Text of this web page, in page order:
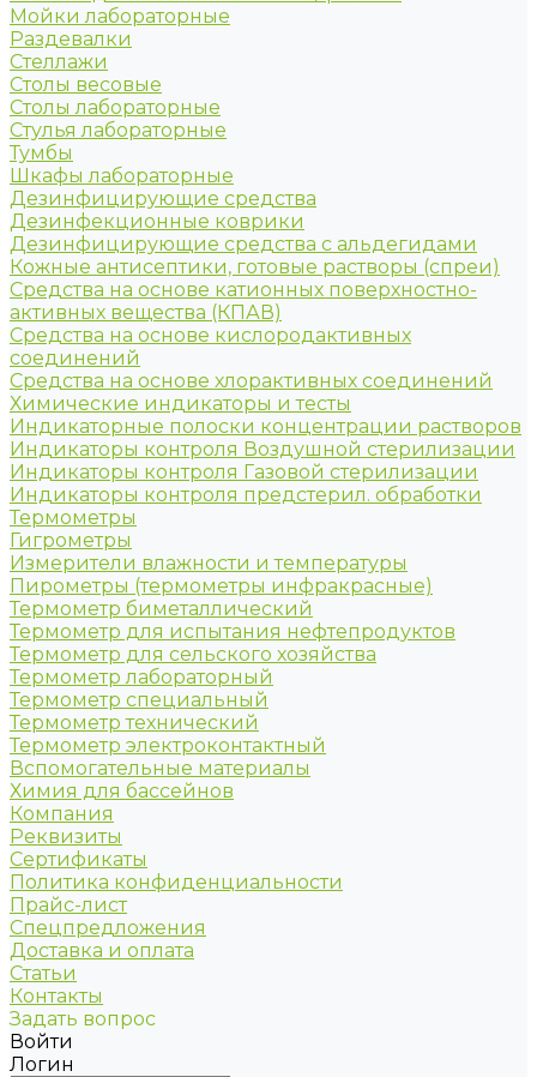
Мойки лабораторные
Раздевалки
Стеллажи
Столы весовые
Столы лабораторные
Стулья лабораторные
Тумбы
Шкафы лабораторные
Дезинфицирующие средства
Дезинфекционные коврики
Дезинфицирующие средства с альдегидами
Кожные антисептики, готовые растворы (спреи)
Средства на основе катионных поверхностно-
активных вещества (КПАВ)
Средства на основе кислородактивных
соединений
Средства на основе хлорактивных соединений
Химические индикаторы и тесты
Индикаторные полоски концентрации растворов
Индикаторы контроля Воздушной стерилизации
Индикаторы контроля Газовой стерилизации
Индикаторы контроля предстерил. обработки
Термометры
Гигрометры
Измерители влажности и температуры
Пирометры (термометры инфракрасные)
Термометр биметаллический
Термометр для испытания нефтепродуктов
Термометр для сельского хозяйства
Термометр лабораторный
Термометр специальный
Термометр технический
Термометр электроконтактный
Вспомогательные материалы
Химия для бассейнов
Компания
Реквизиты
Сертификаты
Политика конфиденциальности
Прайс-лист
Спецпредложения
Доставка и оплата
Статьи
Контакты
Задать вопрос
Войти
Логин